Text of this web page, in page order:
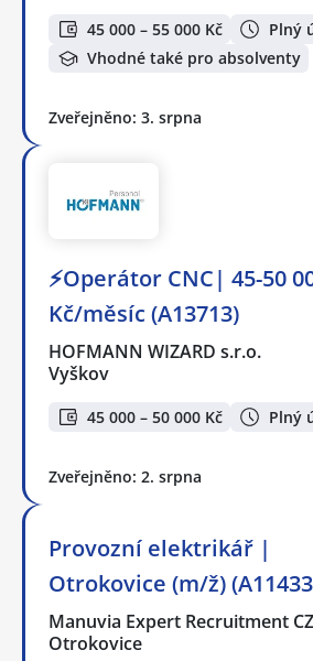
45 000 – 55 000 Kč
Plný
Vhodné také pro absolventy
Zveřejněno: 3. srpna
⚡Operátor CNC| 45-50
Kč/měsíc (A13713)
HOFMANN WIZARD s.r.o.
Vyškov
45 000 – 50 000 Kč Plný
Zveřejněno: 2. srpna
Provozní elektrikář |
Otrokovice (m/ž)
Manuvia Expert Recruitment
Otrokovice